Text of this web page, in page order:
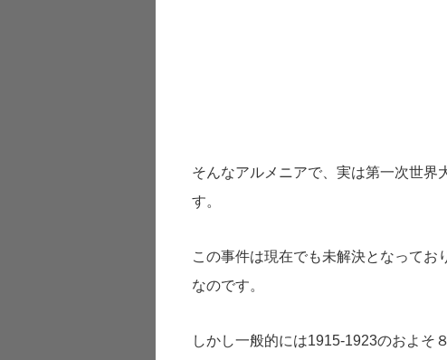
そんなアルメニアで、実は第一次世界
す。
この事件は現在でも未解決となってお
なのです。
しかし一般的には1915-1923のおよそ